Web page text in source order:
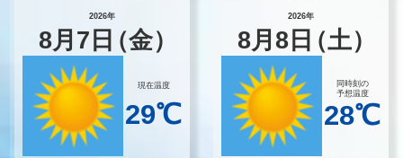
2026年
8月 7 日（金）
現在温度
29℃
2026年
8月8 日（土）
同時刻の
予想温度
28℃